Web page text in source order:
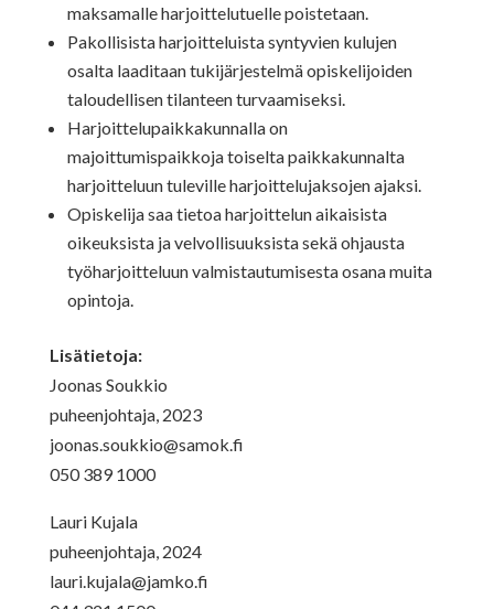
maksamalle harjoittelutuelle poistetaan.
Pakollisista harjoitteluista syntyvien kulujen
osalta laaditaan tukijärjestelmä opiskelijoiden
taloudellisen tilanteen turvaamiseksi.
Harjoittelupaikkakunnalla on
majoittumispaikkoja toiselta paikkakunnalta
harjoitteluun tuleville harjoittelujaksojen ajaksi.
Opiskelija saa tietoa harjoittelun aikaisista
oikeuksista ja velvollisuuksista sekä ohjausta
työharjoitteluun valmistautumisesta osana muita
opintoja.
Lisätietoja:
Joonas Soukkio
puheenjohtaja, 2023
joonas.soukkio@samok.fi
050 389 1000
Lauri Kujala
puheenjohtaja, 2024
lauri.kujala@jamko.fi